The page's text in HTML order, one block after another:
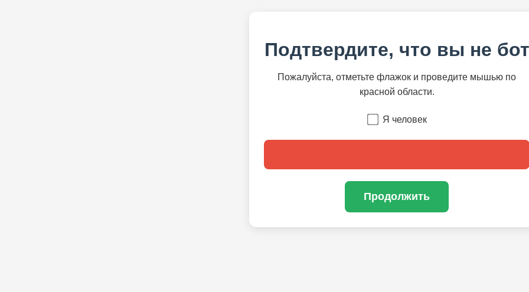
Подтвердите, что вы не бот
Пожалуйста, отметьте флажок и проведите мышью по
красной области.
Я человек
Продолжить